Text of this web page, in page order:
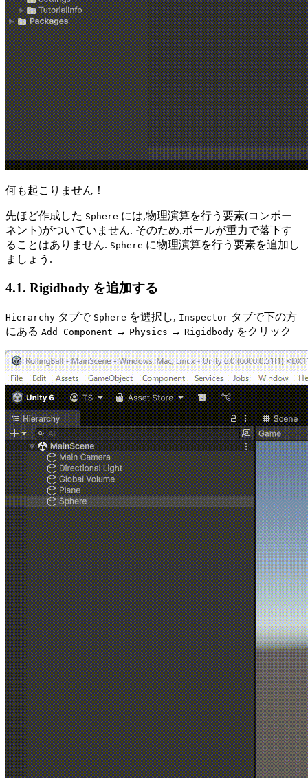
何も起こりません！
先ほど作成した Sphere には,物理演算を行う要素(コンポー
ネント)がついていません. そのため,ボールが重力で落下す
ることはありません. Sphere に物理演算を行う要素を追加し
ましょう.
4.1. Rigidbody を追加する
Hierarchy タブで Sphere を選択し, Inspector タブで下の方
にある Add Component → Physics → Rigidbody をクリック